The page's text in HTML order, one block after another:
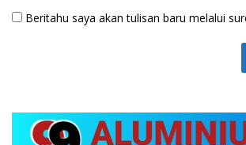
Beritahu saya akan tulisan baru melalui